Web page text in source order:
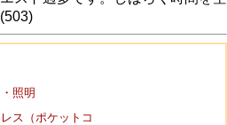
照明
ス（ポケットコ